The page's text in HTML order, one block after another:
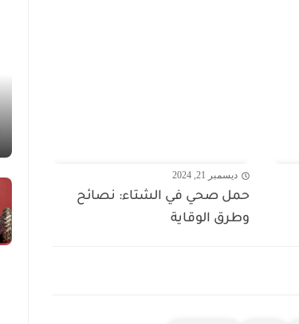
ديسمبر 21, 2024
حمل صحي في الشتاء: نصائح
وطرق الوقاية